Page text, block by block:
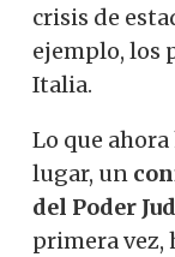
crisis de
ejemplo, los
Italia.
Lo que
lugar, un
del Poder
primera vez,